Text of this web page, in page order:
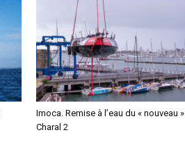
Imoca. Remise à l’eau du « nouveau »
Charal 2